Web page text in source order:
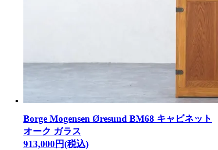
Borge Mogensen Øresund BM68 キャビネット
オーク ガラス
913,000円(税込)